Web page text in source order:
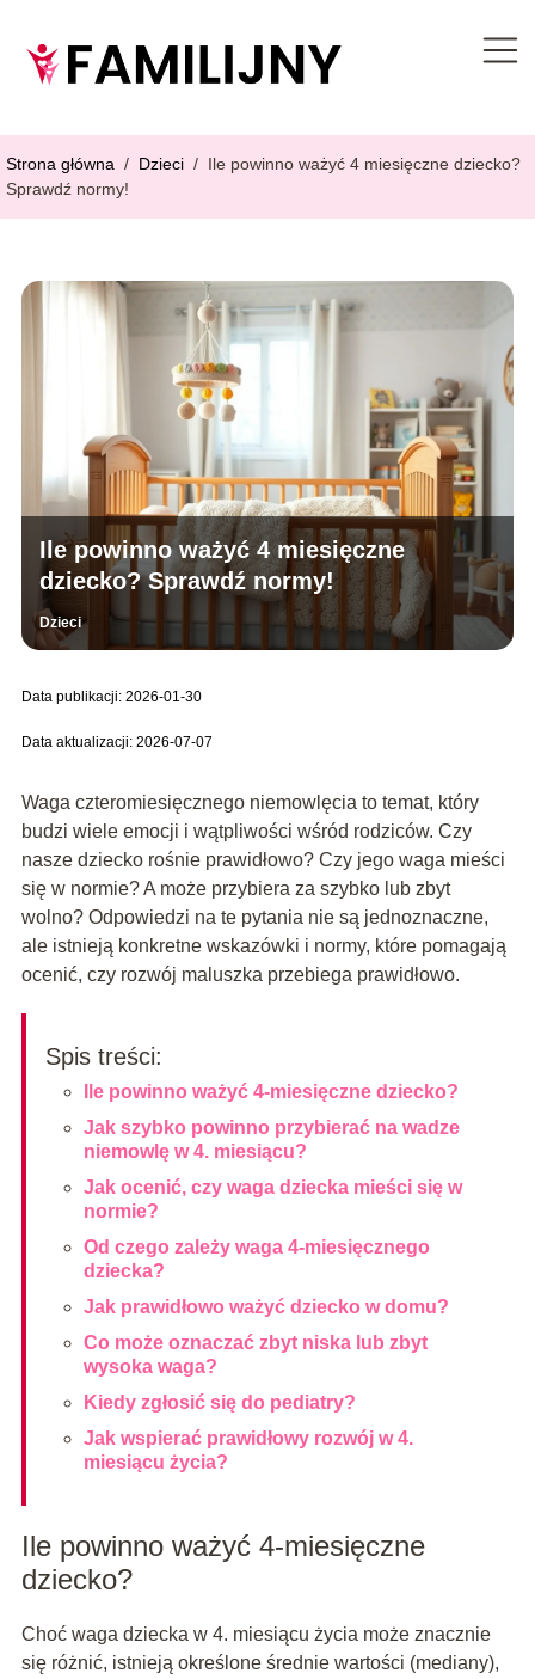
Strona główna / Dzieci / Ile powinno ważyć 4 miesięczne dziecko?
Sprawdź normy!
Ile powinno ważyć 4 miesięczne
dziecko? Sprawdź normy!
Dzieci
Data publikacji: 2026-01-30
Data aktualizacji: 2026-07-07
Waga czteromiesięcznego niemowlęcia to temat, który
budzi wiele emocji i wątpliwości wśród rodziców. Czy
nasze dziecko rośnie prawidłowo? Czy jego waga mieści
się w normie? A może przybiera za szybko lub zbyt
wolno? Odpowiedzi na te pytania nie są jednoznaczne,
ale istnieją konkretne wskazówki i normy, które pomagają
ocenić, czy rozwój maluszka przebiega prawidłowo.
Spis treści:
Ile powinno ważyć 4-miesięczne dziecko?
Jak szybko powinno przybierać na wadze
niemowlę w 4. miesiącu?
Jak ocenić, czy waga dziecka mieści się w
normie?
Od czego zależy waga 4-miesięcznego
dziecka?
Jak prawidłowo ważyć dziecko w domu?
Co może oznaczać zbyt niska lub zbyt
wysoka waga?
Kiedy zgłosić się do pediatry?
Jak wspierać prawidłowy rozwój w 4.
miesiącu życia?
Ile powinno ważyć 4-miesięczne
dziecko?
Choć waga dziecka w 4. miesiącu życia może znacznie
się różnić, istnieją określone średnie wartości (mediany),